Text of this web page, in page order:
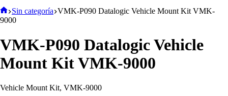
Inicio
Sin categoría VMK-P090 Datalogic Vehicle Mount Kit VMK-
9000
VMK-P090 Datalogic Vehicle
Mount Kit VMK-9000
Vehicle Mount Kit, VMK-9000